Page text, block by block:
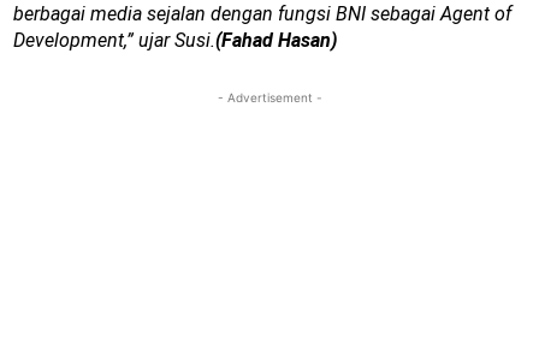
berbagai media sejalan dengan fungsi BNI sebagai Agent of
Development,” ujar Susi.(Fahad Hasan)
- Advertisement -